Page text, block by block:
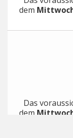
dem
Das
dem